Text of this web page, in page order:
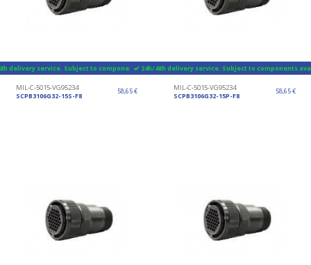
delivery service. Subject to components availability
MIL-C-5015-VG95234
SCPB3106G32-15S-F8
58,65 €
24h/48h delivery service. Subject to components
MIL-C-5015-VG95234
SCPB3106G32-15P-F8
58,65 €